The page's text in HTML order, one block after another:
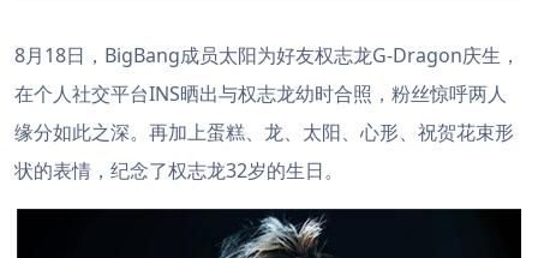
8月18日，BigBang成员太阳为好友权志龙G-Dragon庆生，
在个人社交平台INS晒出与权志龙幼时合照，粉丝惊呼两人
缘分如此之深。再加上蛋糕、龙、太阳、心形、祝贺花束形
状的表情，纪念了权志龙32岁的生日。